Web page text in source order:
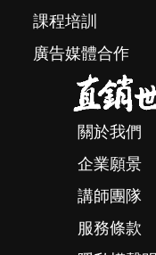
課程培訓
廣告媒體合作
關於我們
企業願景
講師團隊
服務條款